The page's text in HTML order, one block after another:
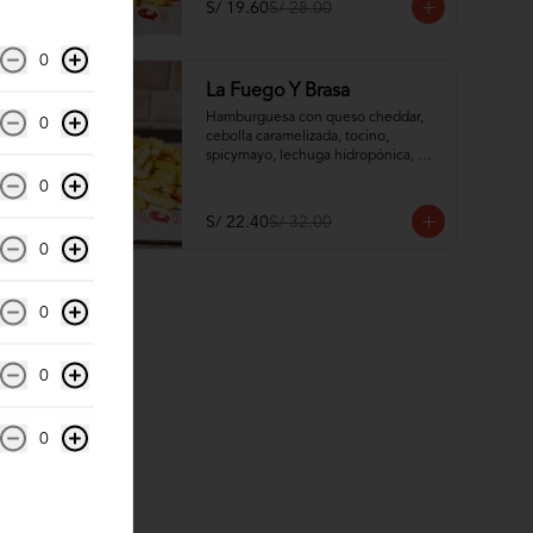
S/ 19.60S/ 28.00
La Fuego Y Brasa
Hamburguesa con queso cheddar,
cebolla caramelizada, tocino,
spicymayo, lechuga hidropónica,
S/ 22.40S/ 32.00
0
0
0
0
0
0
0